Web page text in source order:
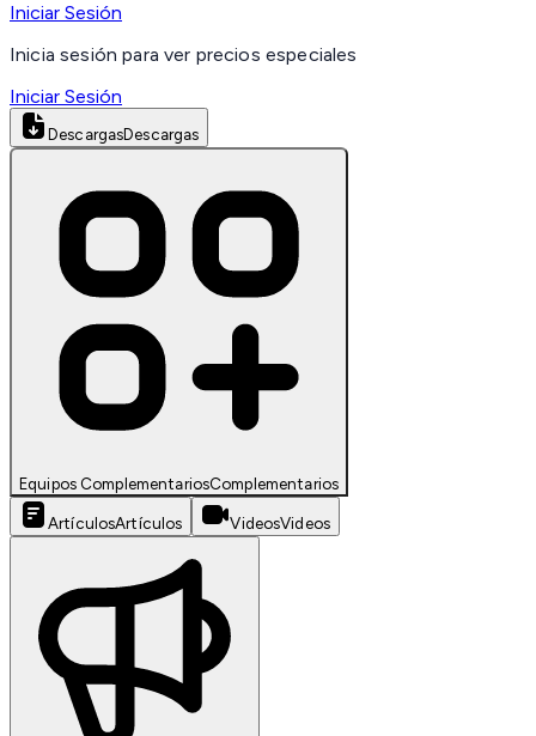
Iniciar Sesión
Inicia sesión para ver precios especiales
Iniciar Sesión
DescargasDescargas
Equipos ComplementariosComplementarios
ArtículosArtículos VideosVideos